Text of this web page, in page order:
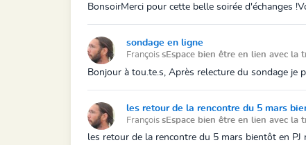
BonsoirMerci pour cette belle soirée d'échanges
sondage en ligne
François sEspace bien être en lien avec la
Bonjour à tou.te.s, Après relecture du sondage je
les retour de la rencontre du 5 mars
François sEspace bien être en lien avec la
les retour de la rencontre du 5 mars bientôt en